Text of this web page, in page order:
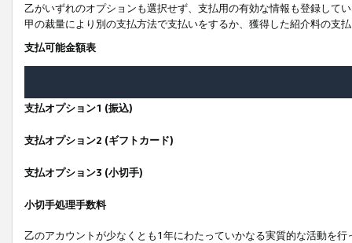
乙がいずれのオプションも選択せず、支払用の有効な情報も登録して
甲の裁量により別の支払方法で支払いをするか、獲得した紹介料の支
支払可能金額表
支払オプション1 (振込)
支払オプション2 (ギフトカード)
支払オプション3 (小切手)
小切手処理手数料
乙のアカウントが少なくとも1年にわたっていかなる実質的な活動を